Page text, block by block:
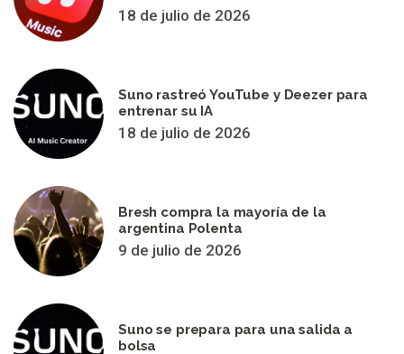
18 de julio de 2026
Suno rastreó YouTube y Deezer para
entrenar su IA
18 de julio de 2026
Bresh compra la mayoría de la
argentina Polenta
9 de julio de 2026
Suno se prepara para una salida a
bolsa